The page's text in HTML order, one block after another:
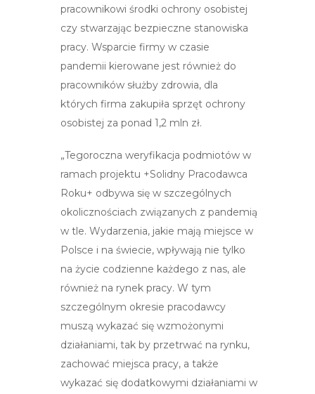
pracownikowi środki ochrony osobistej
czy stwarzając bezpieczne stanowiska
pracy. Wsparcie firmy w czasie
pandemii kierowane jest również do
pracowników służby zdrowia, dla
których firma zakupiła sprzęt ochrony
osobistej za ponad 1,2 mln zł.
„Tegoroczna weryfikacja podmiotów w
ramach projektu +Solidny Pracodawca
Roku+ odbywa się w szczególnych
okolicznościach związanych z pandemią
w tle. Wydarzenia, jakie mają miejsce w
Polsce i na świecie, wpływają nie tylko
na życie codzienne każdego z nas, ale
również na rynek pracy. W tym
szczególnym okresie pracodawcy
muszą wykazać się wzmożonymi
działaniami, tak by przetrwać na rynku,
zachować miejsca pracy, a także
wykazać się dodatkowymi działaniami w